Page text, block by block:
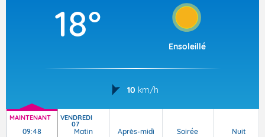
18°
Ensoleillé
10 km/h
MAINTENANT
09:48
VENDREDI
07
Matin Après-midi Soirée Nuit